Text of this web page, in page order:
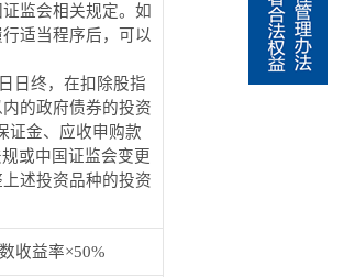
监会相关规定。如
适当程序后，可以
日终，在扣除股指
的政府债券的投资
证金、应收申购款
或中国证监会变更
述投资品种的投资
收益率×50%